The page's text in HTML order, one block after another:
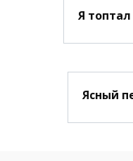
Я
Ясный